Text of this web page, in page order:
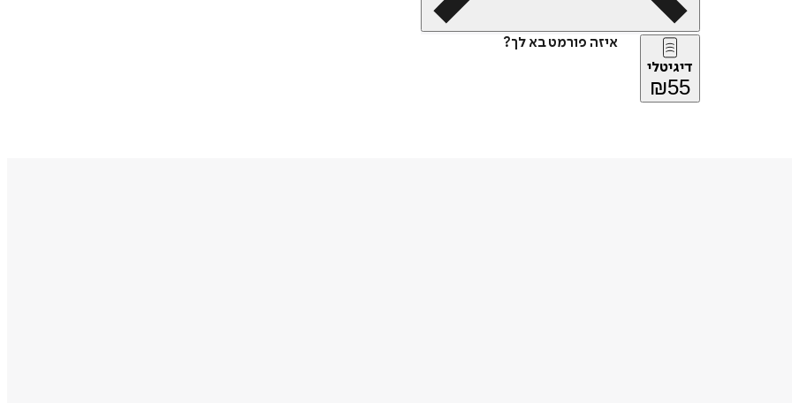
איזה פורמט בא לך?
דיגיטלי
₪55